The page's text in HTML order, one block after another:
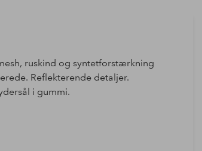
ruskind og syntetforstærkning
Reflekterende detaljer.
i gummi.